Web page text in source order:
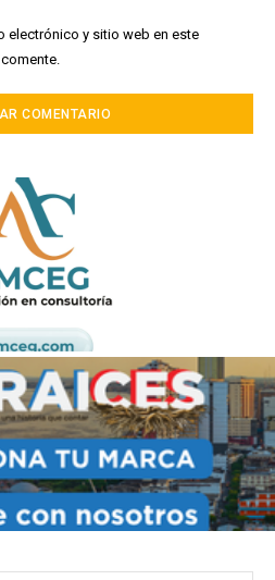
electrónico y sitio web en este